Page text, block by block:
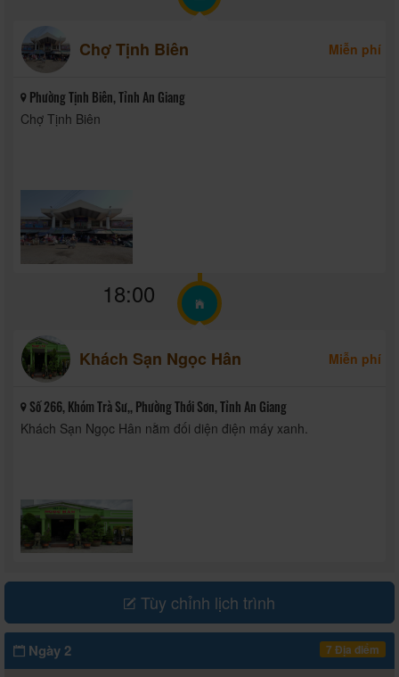
Chợ Tịnh Biên Miễn phí
Phường Tịnh Biên, Tỉnh An Giang
Chợ Tịnh Biên
18:00
Khách Sạn Ngọc Hân Miễn phí
Số 266, Khóm Trà Sư,, Phường Thới Sơn, Tỉnh An Giang
Khách Sạn Ngọc Hân nằm đối diện điện máy xanh.
Tùy chỉnh lịch trình
Ngày 2 7 Địa điểm